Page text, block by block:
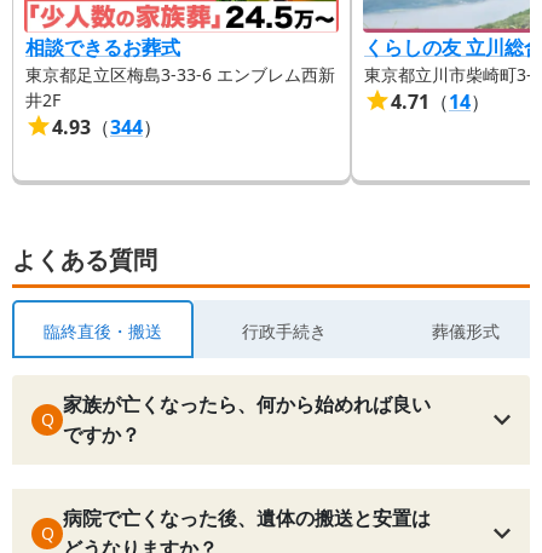
相談できるお葬式
東京都足立区梅島3-33-6 エンブレム西新
井2F
4.93 （344）
くらしの友 立川総
東京都立川市柴崎町3-
4.71 （14）
よくある質問
臨終直後・搬送 行政手続き 葬儀形式
Q
家族が亡くなったら、何から始めれば良い
ですか？
Q
病院で亡くなった後、遺体の搬送と安置は